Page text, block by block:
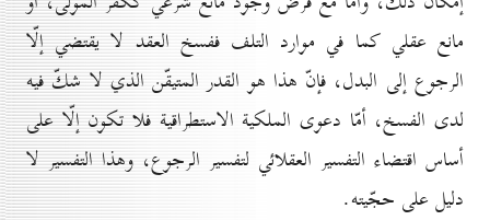
مانع عقلي كما في موارد التلف ففسخ العقد لا يقتضي إلّا
الرجوع إلى البدل، فإنّ هذا هو القدر المتيقّن الذي لا شكّ فيه
لدى الفسخ، أمّا دعوى الملكية الاستطراقية فلا تكون إلّا على
أساس اقتضاء التفسير العقلائي لتفسير الرجوع، وهذا التفسير لا
دليل على حجّيته.